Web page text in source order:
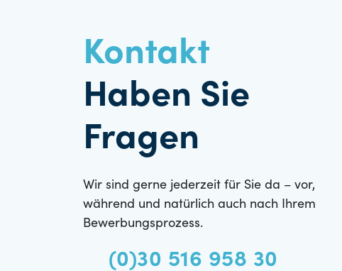
Kontakt
Haben Sie
Fragen
Wir sind gerne jederzeit für Sie da – vor,
während und natürlich auch nach Ihrem
Bewerbungsprozess.
(0)30 516 958 30